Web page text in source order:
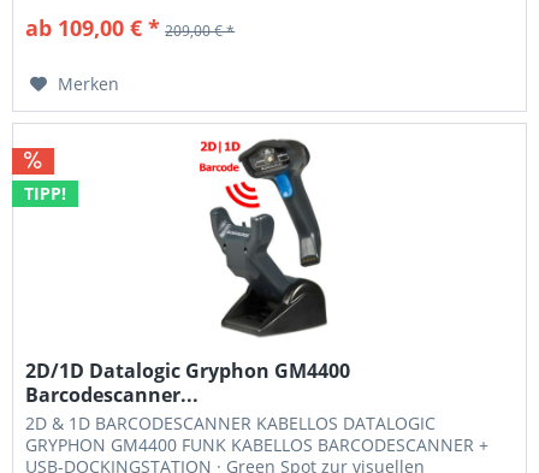
des kabellosen scannens. Mit seiner hohen...
ab 109,00 € * 209,00 € *
Merken
TIPP!
2D/1D Datalogic Gryphon GM4400
Barcodescanner...
2D & 1D BARCODESCANNER KABELLOS DATALOGIC
GRYPHON GM4400 FUNK KABELLOS BARCODESCANNER +
USB-DOCKINGSTATION · Green Spot zur visuellen